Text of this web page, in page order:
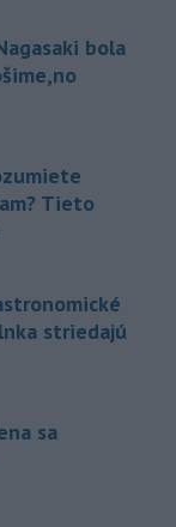
bola
Tieto
striedajú
sa